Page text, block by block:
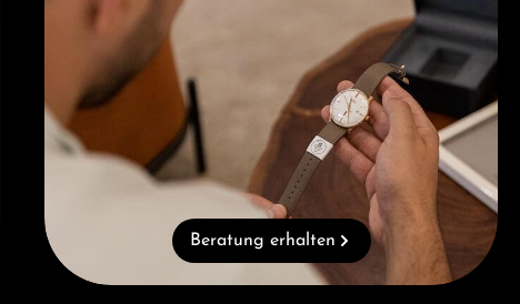
Beratung erhalten